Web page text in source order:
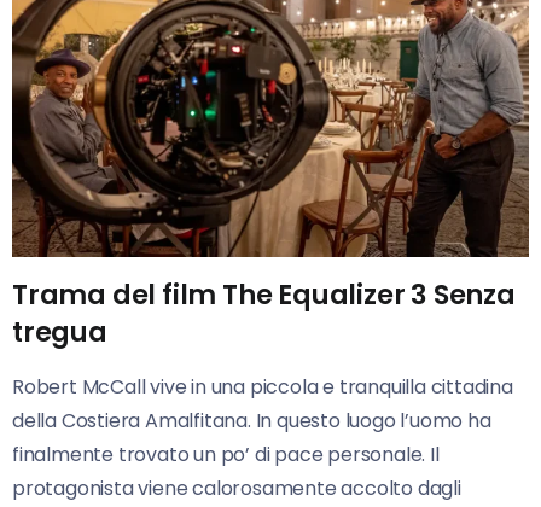
Trama del film The Equalizer 3 Senza
tregua
Robert McCall vive in una piccola e tranquilla cittadina
della Costiera Amalfitana. In questo luogo l’uomo ha
finalmente trovato un po’ di pace personale. Il
protagonista viene calorosamente accolto dagli